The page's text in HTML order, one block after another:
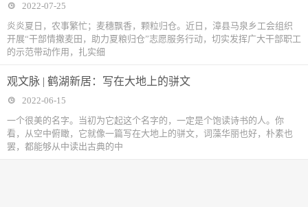
2022-07-25
炎炎夏日，农事繁忙；麦穗飘香，颗粒归仓。近日，漳县马泉乡工会组织
开展“干部情撒麦田，助力夏粮归仓”志愿服务行动，切实发挥广大干部职工
的示范带动作用，扎实细
观文脉 | 鹤湖新居：写在大地上的骈文
2022-06-15
一个很美的名字。当初为它起这个名字的，一定是个饱读诗书的人。你
看，从空中俯瞰，它就像一篇写在大地上的骈文，词藻华丽也好，朴素也
罢，都能够从中读出古典的中